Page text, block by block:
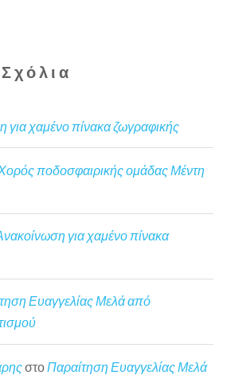
για χαμένο πίνακα ζωγραφικής
ποδοσφαιρικής ομάδας Μέντη
για χαμένο πίνακα
Ευαγγελίας Μελά από
στο Παραίτηση Ευαγγελίας Μελά